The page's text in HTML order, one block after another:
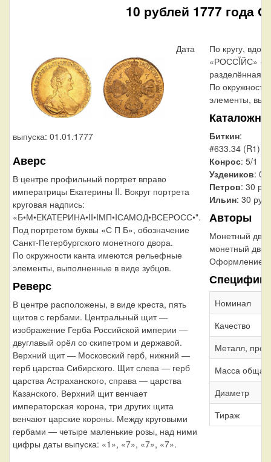
10 рублей 1777 года
Дата
выпуска: 01.01.1777
Аверс
В центре профильный портрет вправо
императрицы Екатерины II. Вокруг портрета
круговая надпись:
«Б•М•ЕКАТЕРИНА•II•IМП•IСАМОД•ВСЕРОСС•".
Под портретом буквы «С П Б», обозначение
Санкт-Петербургского монетного двора.
По окружности канта имеются рельефные
элементы, выполненные в виде зубцов.
Реверс
В центре расположены, в виде креста, пять
щитов с гербами. Центральный щит —
изображение Герба Российской империи —
двуглавый орёл со скипетром и державой.
Верхний щит — Московский герб, нижний —
герб царства Сибирского. Щит слева — герб
царства Астраханского, справа — царства
Казанского. Верхний щит венчает
императорская корона, три других щита
венчают царские короны. Между круговыми
гербами — четыре маленькие розы, над ними
цифры даты выпуска: «1», «7», «7», «7».
По кругу,
«РОССÏЙС»
разделённая
По
элементы,
Биткин:
#633.34 (R1)
Конрос: 5/1
Уздеников:
Петров: 30
Ильин: 30
Авторы
Монетный
монетный двор
Оформление
Номинал
Качество
Металл,
Масса общая
Диаметр
Тираж